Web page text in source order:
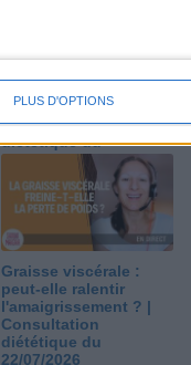
PLUS D'OPTIONS
copieux ?
Consultation
diététique du
03/08/2026
Graisse viscérale :
peut-elle ralentir
l'amaigrissement ? |
Consultation
diététique du
22/07/2026